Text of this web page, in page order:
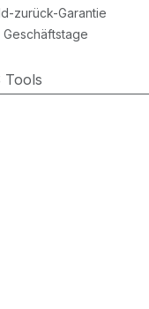
zurück-Garantie
Tools